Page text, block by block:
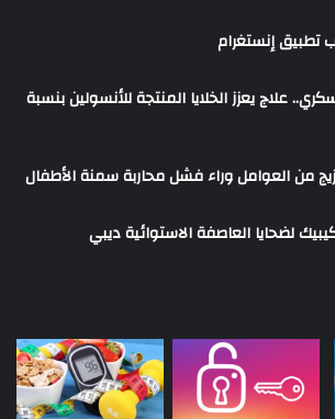
تطبيق إنستغرام
علاج يعزز الخلايا المنتجة للأنسولين بنسبة
من العوامل وراء فشل محاربة سمنة الأطفال
لضحايا العاصفة الاستوائية ديبي